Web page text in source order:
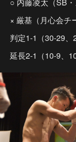
○ 内藤凌太（SB
× 厳基（月心会チ
判定1-1（30-29、
延長2-1（10-9、